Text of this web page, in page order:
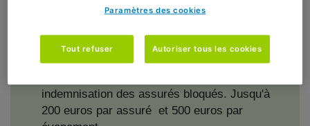
vols ou des transports publics
Couvertures pendant le voyage
indemnisation des assurés bloqués. Jusqu'à
200 euros par assuré et 500 euros par
Paramètres des cookies
Tout refuser Autoriser tous les cookies